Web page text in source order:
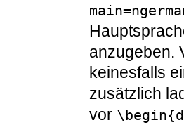
anzugeben.
keinesfalls
zusätzlich
vor